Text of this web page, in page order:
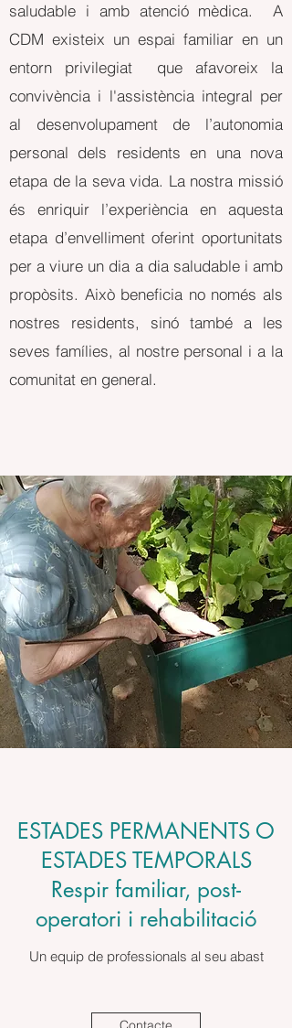
saludable i amb atenció mèdica. A
CDM existeix un espai familiar en un
entorn privilegiat que afavoreix la
convivència i l'assistència integral per
al desenvolupament de l’autonomia
personal dels residents en una nova
etapa de la seva vida. La nostra missió
és enriquir l’experiència en aquesta
etapa d’envelliment oferint oportunitats
per a viure un dia a dia saludable i amb
propòsits. Això beneficia no només als
nostres residents, sinó també a les
seves famílies, al nostre personal i a la
comunitat en general.
ESTADES PERMANENTS O
ESTADES TEMPORALS
Respir familiar, post-
operatori i rehabilitació
Un equip de professionals al seu abast